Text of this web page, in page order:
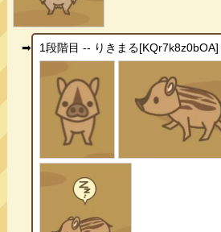
1段階目 -- りきまる[KQr7k8z0bOA]